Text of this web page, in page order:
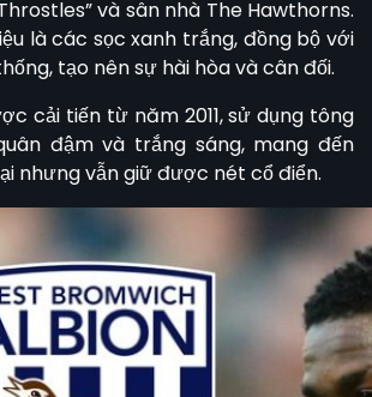
và sân nhà The Hawthorns.
là các sọc xanh trắng, đồng bộ với
tạo nên sự hài hòa và cân đối.
cải tiến từ năm 2011, sử dụng tông
đậm và trắng sáng, mang đến
nhưng vẫn giữ được nét cổ điển.